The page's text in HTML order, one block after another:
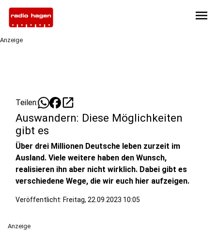
menu
Anzeige
Teilen: open_in_new
Auswandern: Diese Möglichkeiten
gibt es
Über drei Millionen Deutsche leben zurzeit im
Ausland. Viele weitere haben den Wunsch,
realisieren ihn aber nicht wirklich. Dabei gibt es
verschiedene Wege, die wir euch hier aufzeigen.
Veröffentlicht: Freitag, 22.09.2023 10:05
Anzeige